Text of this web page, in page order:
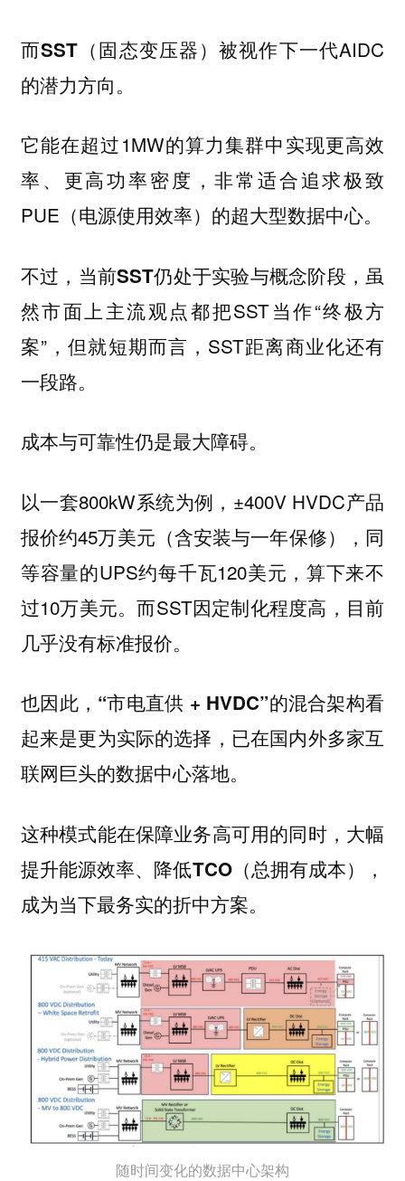
而SST（固态变压器）被视作下一代AIDC
的潜力方向。
它能在超过1MW的算力集群中实现更高效
率、更高功率密度，非常适合追求极致
PUE（电源使用效率）的超大型数据中心。
不过，当前SST仍处于实验与概念阶段，虽
然市面上主流观点都把SST当作“终极方
案”，但就短期而言，SST距离商业化还有
一段路。
成本与可靠性仍是最大障碍。
以一套800kW系统为例，±400V HVDC产品
报价约45万美元（含安装与一年保修），同
等容量的UPS约每千瓦120美元，算下来不
过10万美元。而SST因定制化程度高，目前
几乎没有标准报价。
也因此， “市电直供 + HVDC”的混合架构看
起来是更为实际的选择，已在国内外多家互
联网巨头的数据中心落地。
这种模式能在保障业务高可用的同时，大幅
提升能源效率、降低TCO（总拥有成本），
成为当下最务实的折中方案。
随时间变化的数据中心架构